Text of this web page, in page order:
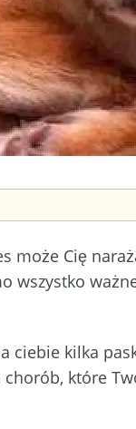
może Cię
ciebie kilka
które